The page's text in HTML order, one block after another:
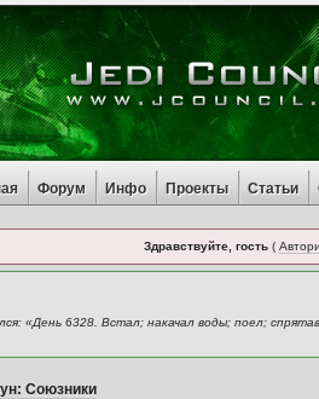
Форум Инфо Проекты Статьи
Здравствуйте, гость(
«День 6328. Встал; накачал воды; поел;
Союзники